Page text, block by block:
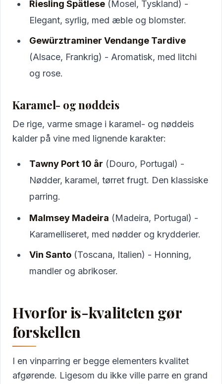
Riesling Spätlese (Mosel, Tyskland) -
Elegant, syrlig, med æble og blomster.
Gewürztraminer Vendange Tardive
(Alsace, Frankrig) - Aromatisk, med litchi
og rose.
Karamel- og nøddeis
De rige, varme smage i karamel- og nøddeis
kalder på vine med lignende karakter:
Tawny Port 10 år (Douro, Portugal) -
Nødder, karamel, tørret frugt. Den klassiske
parring.
Malmsey Madeira (Madeira, Portugal) -
Karamelliseret, med nødder og krydderier.
Vin Santo (Toscana, Italien) - Honning,
mandler og abrikoser.
Hvorfor is-kvaliteten gør
forskellen
I en vinparring er begge elementers kvalitet
afgørende. Ligesom du ikke ville parre en grand